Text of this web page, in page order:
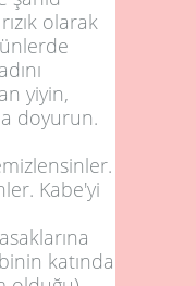
olarak
yiyin,
doyurun.
Kabe'yi
katında